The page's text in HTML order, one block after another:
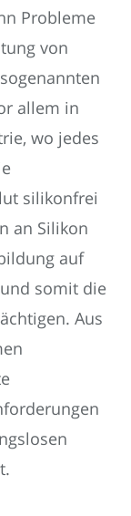
Probleme
von
allem in
wo jedes
silikonfrei
an Silikon
auf
somit die
Aus